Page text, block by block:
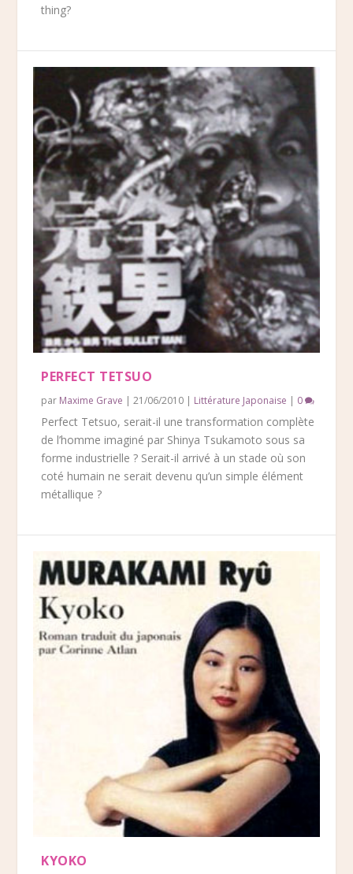
thing?
PERFECT TETSUO
par Maxime Grave |21/06/2010 | Littérature Japonaise | 0
Perfect Tetsuo, serait-il une transformation complète
de l’homme imaginé par Shinya Tsukamoto sous sa
forme industrielle ? Serait-il arrivé à un stade où son
coté humain ne serait devenu qu’un simple élément
métallique ?
KYOKO